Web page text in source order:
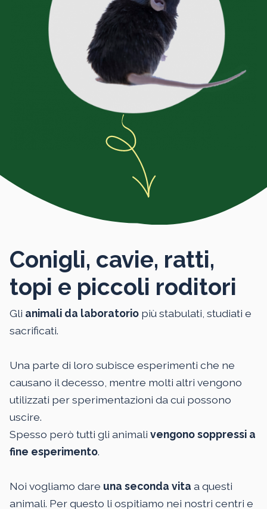
Conigli, cavie, ratti,
topi e piccoli roditori
Gli animali da laboratorio più stabulati, studiati e
sacrificati.
Una parte di loro subisce esperimenti che ne
causano il decesso, mentre molti altri vengono
utilizzati per sperimentazioni da cui possono
uscire.
Spesso però tutti gli animali vengono soppressi a
fine esperimento.
Noi vogliamo dare una seconda vita a questi
animali. Per questo li ospitiamo nei nostri centri e